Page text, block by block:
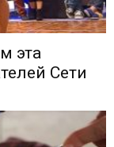
эта
Сети